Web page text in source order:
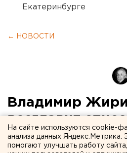
Екатеринбурге
← НОВОСТИ
Владимир
возглавит
выборах в
На сайте используются cookie-
анализа данных Яндекс.Метрика.
помогают улучшать работу